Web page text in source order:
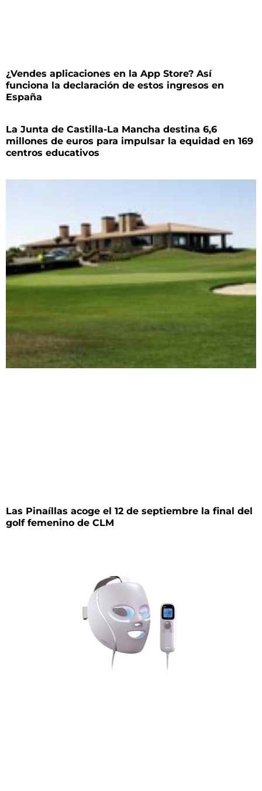
¿Vendes aplicaciones en la App Store? Así
funciona la declaración de estos ingresos en
España
La Junta de Castilla-La Mancha destina 6,6
millones de euros para impulsar la equidad en 169
centros educativos
Las Pinaíllas acoge el 12 de septiembre la final del
golf femenino de CLM